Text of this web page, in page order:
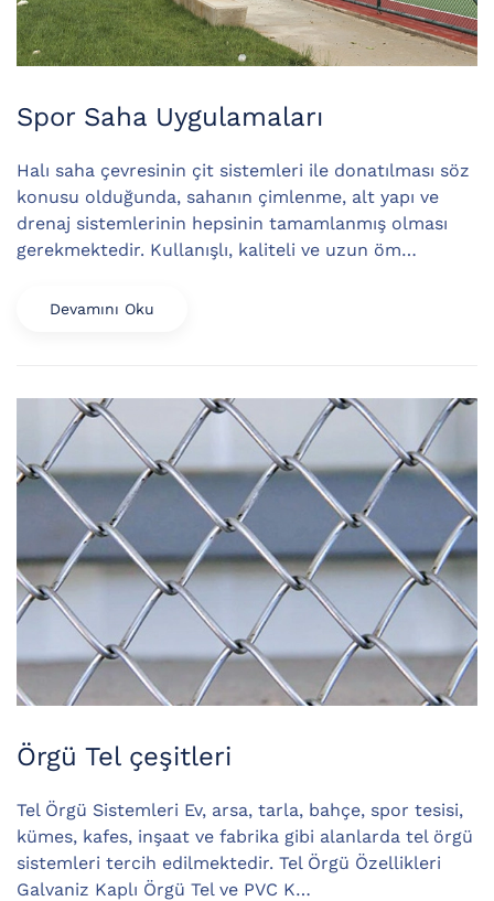
Spor Saha Uygulamaları
Halı saha çevresinin çit sistemleri ile donatılması söz
konusu olduğunda, sahanın çimlenme, alt yapı ve
drenaj sistemlerinin hepsinin tamamlanmış olması
gerekmektedir. Kullanışlı, kaliteli ve uzun öm…
Devamını Oku
Örgü Tel çeşitleri
Tel Örgü Sistemleri Ev, arsa, tarla, bahçe, spor tesisi,
kümes, kafes, inşaat ve fabrika gibi alanlarda tel örgü
sistemleri tercih edilmektedir. Tel Örgü Özellikleri
Galvaniz Kaplı Örgü Tel ve PVC K…